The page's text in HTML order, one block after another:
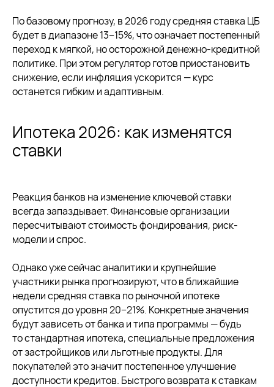
По базовому прогнозу, в 2026 году средняя ставка ЦБ
будет в диапазоне 13−15%, что означает постепенный
переход к мягкой, но осторожной денежно-кредитной
политике. При этом регулятор готов приостановить
снижение, если инфляция ускорится — курс
останется гибким и адаптивным.
Ипотека 2026: как изменятся
ставки
Реакция банков на изменение ключевой ставки
всегда запаздывает. Финансовые организации
пересчитывают стоимость фондирования, риск-
модели и спрос.
Однако уже сейчас аналитики и крупнейшие
участники рынка прогнозируют, что в ближайшие
недели средняя ставка по рыночной ипотеке
опустится до уровня 20−21%. Конкретные значения
будут зависеть от банка и типа программы — будь
то стандартная ипотека, специальные предложения
от застройщиков или льготные продукты. Для
покупателей это значит постепенное улучшение
доступности кредитов. Быстрого возврата к ставкам